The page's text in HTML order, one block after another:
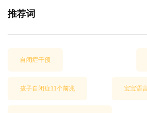
推荐词
自闭症干预
孩子自闭症11个前兆 宝宝语